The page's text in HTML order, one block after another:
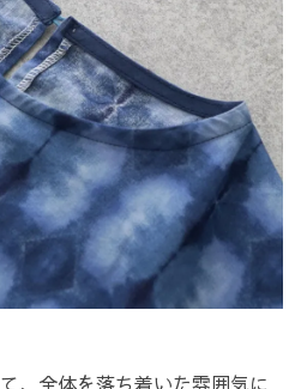
、全体を落ち着いた雰囲気に